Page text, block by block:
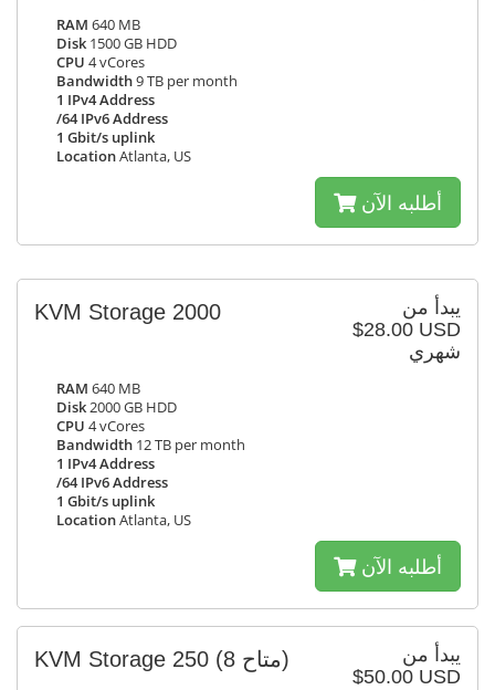
RAM 640 MB
Disk 1500 GB HDD
CPU 4 vCores
Bandwidth9 TB per month
1 IPv4 Address
/64 IPv6 Address
1 Gbit/s uplink
LocationAtlanta, US
أطلبه الآن
يبدأ من
$28.00 USD
شهري
KVM Storage 2000
RAM 640 MB
Disk2000 GB HDD
CPU 4 vCores
Bandwidth 12 TB per month
1 IPv4 Address
/64 IPv6 Address
1 Gbit/s uplink
LocationAtlanta, US
أطلبه الآن
يبدأ من
$50.00 USD
KVM Storage 250 (8 متاح)